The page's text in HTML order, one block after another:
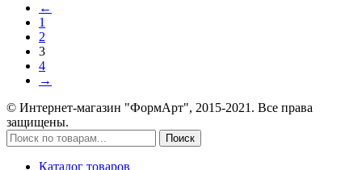
←
1
2
3
4
→
© Интернет-магазин "ФормАрт", 2015-2021. Все права
защищены.
Поиск
Каталог товаров